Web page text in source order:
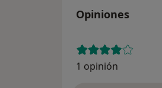
Opiniones
1 opinión